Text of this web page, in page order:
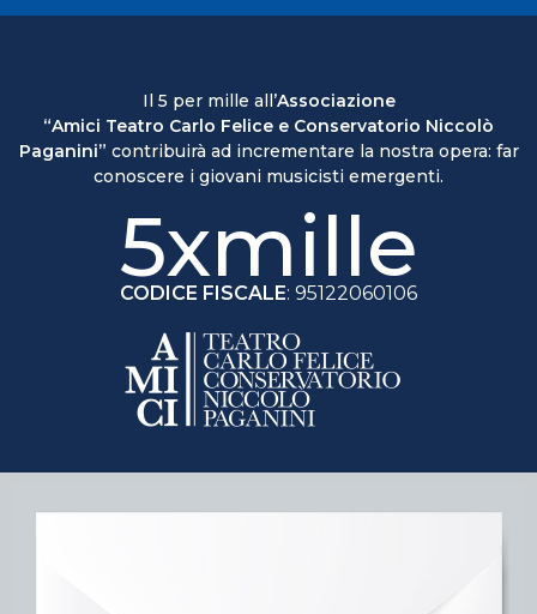
Il 5 per mille all’Associazione
“Amici Teatro Carlo Felice e Conservatorio Niccolò
Paganini” contribuirà ad incrementare la nostra opera: far
conoscere i giovani musicisti emergenti.
5xmille
CODICE FISCALE: 95122060106